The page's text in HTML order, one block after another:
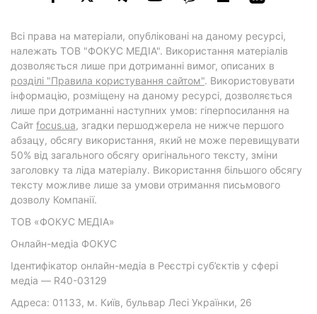
Всі права на матеріали, опубліковані на даному ресурсі,
належать ТОВ "ФОКУС МЕДІА". Використання матеріалів
дозволяється лише при дотриманні вимог, описаних в
розділі "Правила користування сайтом". Використовувати
інформацію, розміщену на даному ресурсі, дозволяється
лише при дотриманні наступних умов: гіперпосилання на
Cайт focus.ua, згадки першоджерела не нижче першого
абзацу, обсягу використання, який не може перевищувати
50% від загального обсягу оригінального тексту, зміни
заголовку та ліда матеріалу. Використання більшого обсягу
тексту можливе лише за умови отримання письмового
дозволу Компанії.
ТОВ «ФОКУС МЕДІА»
Онлайн-медіа ФОКУС
Ідентифікатор онлайн-медіа в Реєстрі суб’єктів у сфері
медіа — R40-03129
Адреса: 01133, м. Київ, бульвар Лесі Українки, 26